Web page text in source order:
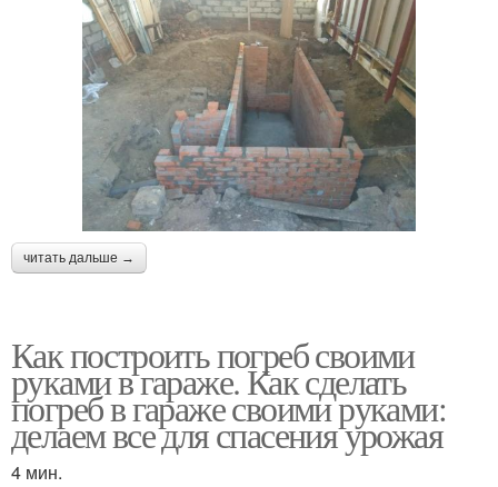
читать дальше →
Как построить погреб своими
руками в гараже. Как сделать
погреб в гараже своими руками:
делаем все для спасения урожая
4 мин.